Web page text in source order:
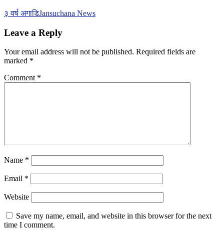
३ वर्ष अगाडिJansuchana News
Leave a Reply
Your email address will not be published. Required fields are
marked *
Comment *
Name *
Email *
Website
Save my name, email, and website in this browser for the next
time I comment.